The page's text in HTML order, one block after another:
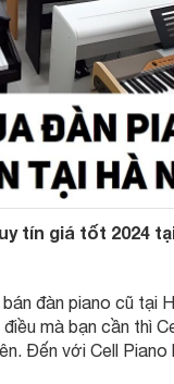
piano điện và
và cho mình câu
acoustic, là loại
cơ là có kích
gang, thép. Bàn
của các bộ
có kích thước
những buổi biểu
tới cả chục tỷ
đàn Grand
trà,....Giá thành
tín giá tốt 2024
đàn piano cũ tại
mà bạn cần thì
Đến với Cell